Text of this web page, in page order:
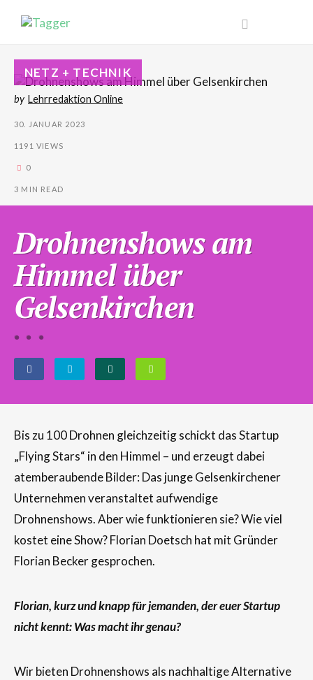
NETZ + TECHNIK
by Lehrredaktion Online
30. JANUAR 2023
1191 VIEWS
0
3 MIN READ
Drohnenshows am
Himmel über
Gelsenkirchen
Bis zu 100 Drohnen gleichzeitig schickt das Startup
„Flying Stars“ in den Himmel – und erzeugt dabei
atemberaubende Bilder: Das junge Gelsenkirchener
Unternehmen veranstaltet aufwendige
Drohnenshows. Aber wie funktionieren sie? Wie viel
kostet eine Show? Florian Doetsch hat mit Gründer
Florian Becker gesprochen.
Florian, kurz und knapp für jemanden, der euer Startup
nicht kennt: Was macht ihr genau?
Wir bieten Drohnenshows als nachhaltige Alternative